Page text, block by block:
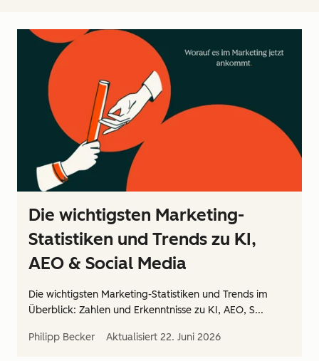
Die wichtigsten Marketing-
Statistiken und Trends zu KI,
AEO & Social Media
Die wichtigsten Marketing-Statistiken und Trends im
Überblick: Zahlen und Erkenntnisse zu KI, AEO, S...
Philipp Becker Aktualisiert 22. Juni 2026